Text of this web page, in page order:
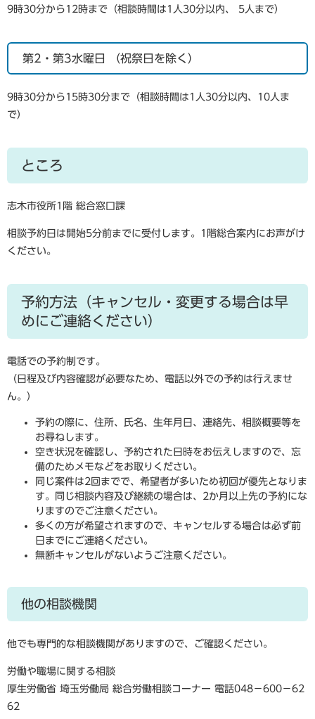
9時30分から12時まで（相談時間は1人30分以内、 5人まで）
第2・第3水曜日 （祝祭日を除く）
9時30分から15時30分まで（相談時間は1人30分以内、10人ま
で）
ところ
志木市役所1階 総合窓口課
相談予約日は開始5分前までに受付します。1階総合案内にお声がけ
ください。
予約方法（キャンセル・変更する場合は早
めにご連絡ください）
電話での予約制です。
（日程及び内容確認が必要なため、電話以外での予約は行えませ
ん。）
予約の際に、住所、氏名、生年月日、連絡先、相談概要等を
お尋ねします。
空き状況を確認し、予約された日時をお伝えしますので、忘
備のためメモなどをお取りください。
同じ案件は2回までで、希望者が多いため初回が優先となりま
す。同じ相談内容及び継続の場合は、2か月以上先の予約にな
りますのでご注意ください。
多くの方が希望されますので、キャンセルする場合は必ず前
日までにご連絡ください。
無断キャンセルがないようご注意ください。
他の相談機関
他でも専門的な相談機関がありますので、ご確認ください。
労働や職場に関する相談
厚生労働省 埼玉労働局 総合労働相談コーナー 電話048−600−62
62